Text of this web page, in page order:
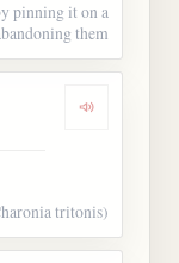
pinning it on a
them
Dengarkan
tritonis)